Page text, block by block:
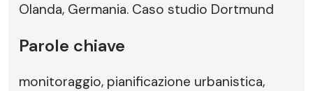
Olanda, Germania. Caso studio Dortmund
Parole chiave
monitoraggio, pianificazione urbanistica,